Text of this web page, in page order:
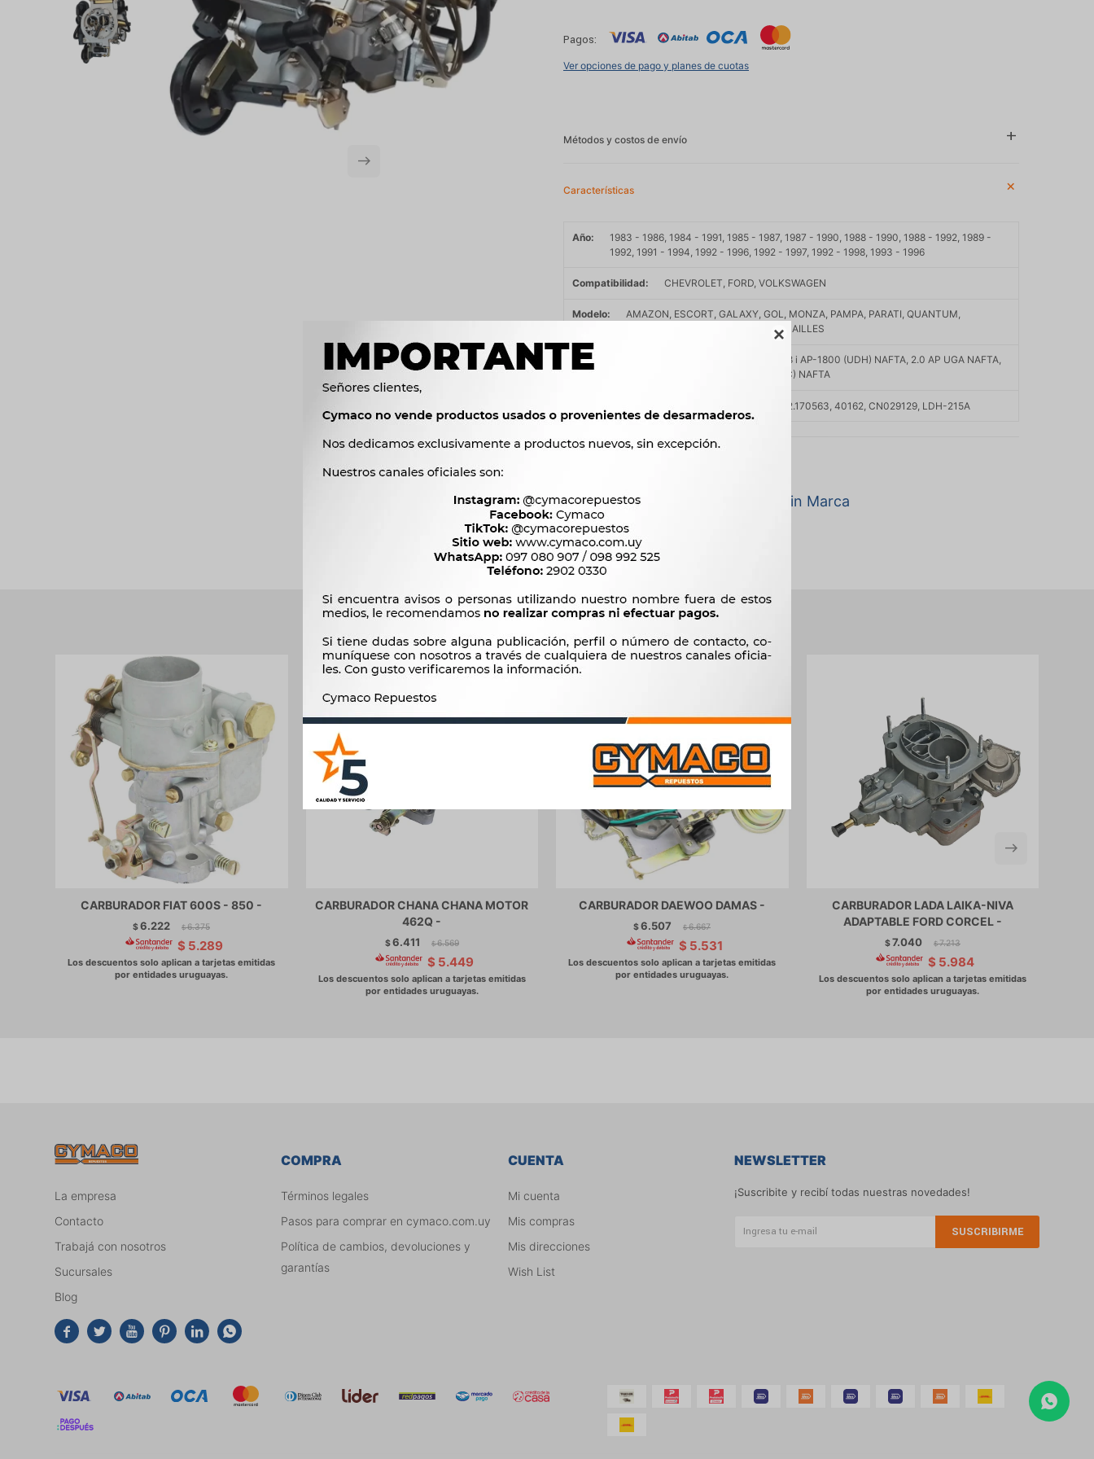

Pagos:
Ver opciones de pago y planes de cuotas
Métodos y costos de envío
Características
Año
1983 - 1986, 1984 - 1991, 1985 - 1987, 1987 - 1990, 1988 - 1990, 1988 - 1992, 1989 -
1992, 1991 - 1994, 1992 - 1996, 1992 - 1997, 1992 - 1998, 1993 - 1996
Compatibilidad CHEVROLET, FORD, VOLKSWAGEN
Modelo
AMAZON, ESCORT, GALAXY, GOL, MONZA, PAMPA, PARATI, QUANTUM,
SANTANA, SAVEIRO, VERONA, VERSAILLES
Motor
1.8 AP UD NAFTA, 1.8 C18L NAFTA, 1.8 i AP-1800 (UDH) NAFTA, 2.0 AP UGA NAFTA,
2.0 C20L NAFTA, 2.0 i AP-2000 (UQC) NAFTA
026129017, 029129015, 029129016, 32.170563, 40162, CN029129, LDH-215A
Ver mas productos de la marca Sin Marca
Productos que te pueden interesar
CARBURADOR FIAT 600S - 850 -
$6.222 $ 6.375
$ 5.289
CARBURADOR CHANA CHANA MOTOR
462Q -
$6.411 $ 6.569
$ 5.449
CARBURADOR DAEWOO DAMAS -
$6.507 $ 6.667
$ 5.531
CARBURADOR LADA LAIKA-NIVA
ADAPTABLE FORD CORCEL -
$7.040 $ 7.213
$ 5.984
La empresa
Contacto
Trabajá con nosotros
Sucursales
Blog
     
COMPRA
Términos legales
Pasos para comprar en cymaco.com.uy
Política de cambios, devoluciones y
garantías
CUENTA
Mi cuenta
Mis compras
Mis direcciones
Wish List
NEWSLETTER
¡Suscribite y recibí todas nuestras novedades!
SUSCRIBIRME